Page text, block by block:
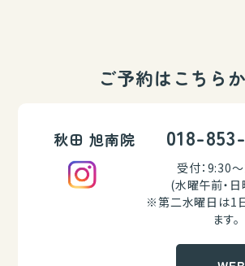
ご予約はこちら
秋田 旭南院 018-
受付：9:30
(水曜午前・
※第二水曜日は1
ます。